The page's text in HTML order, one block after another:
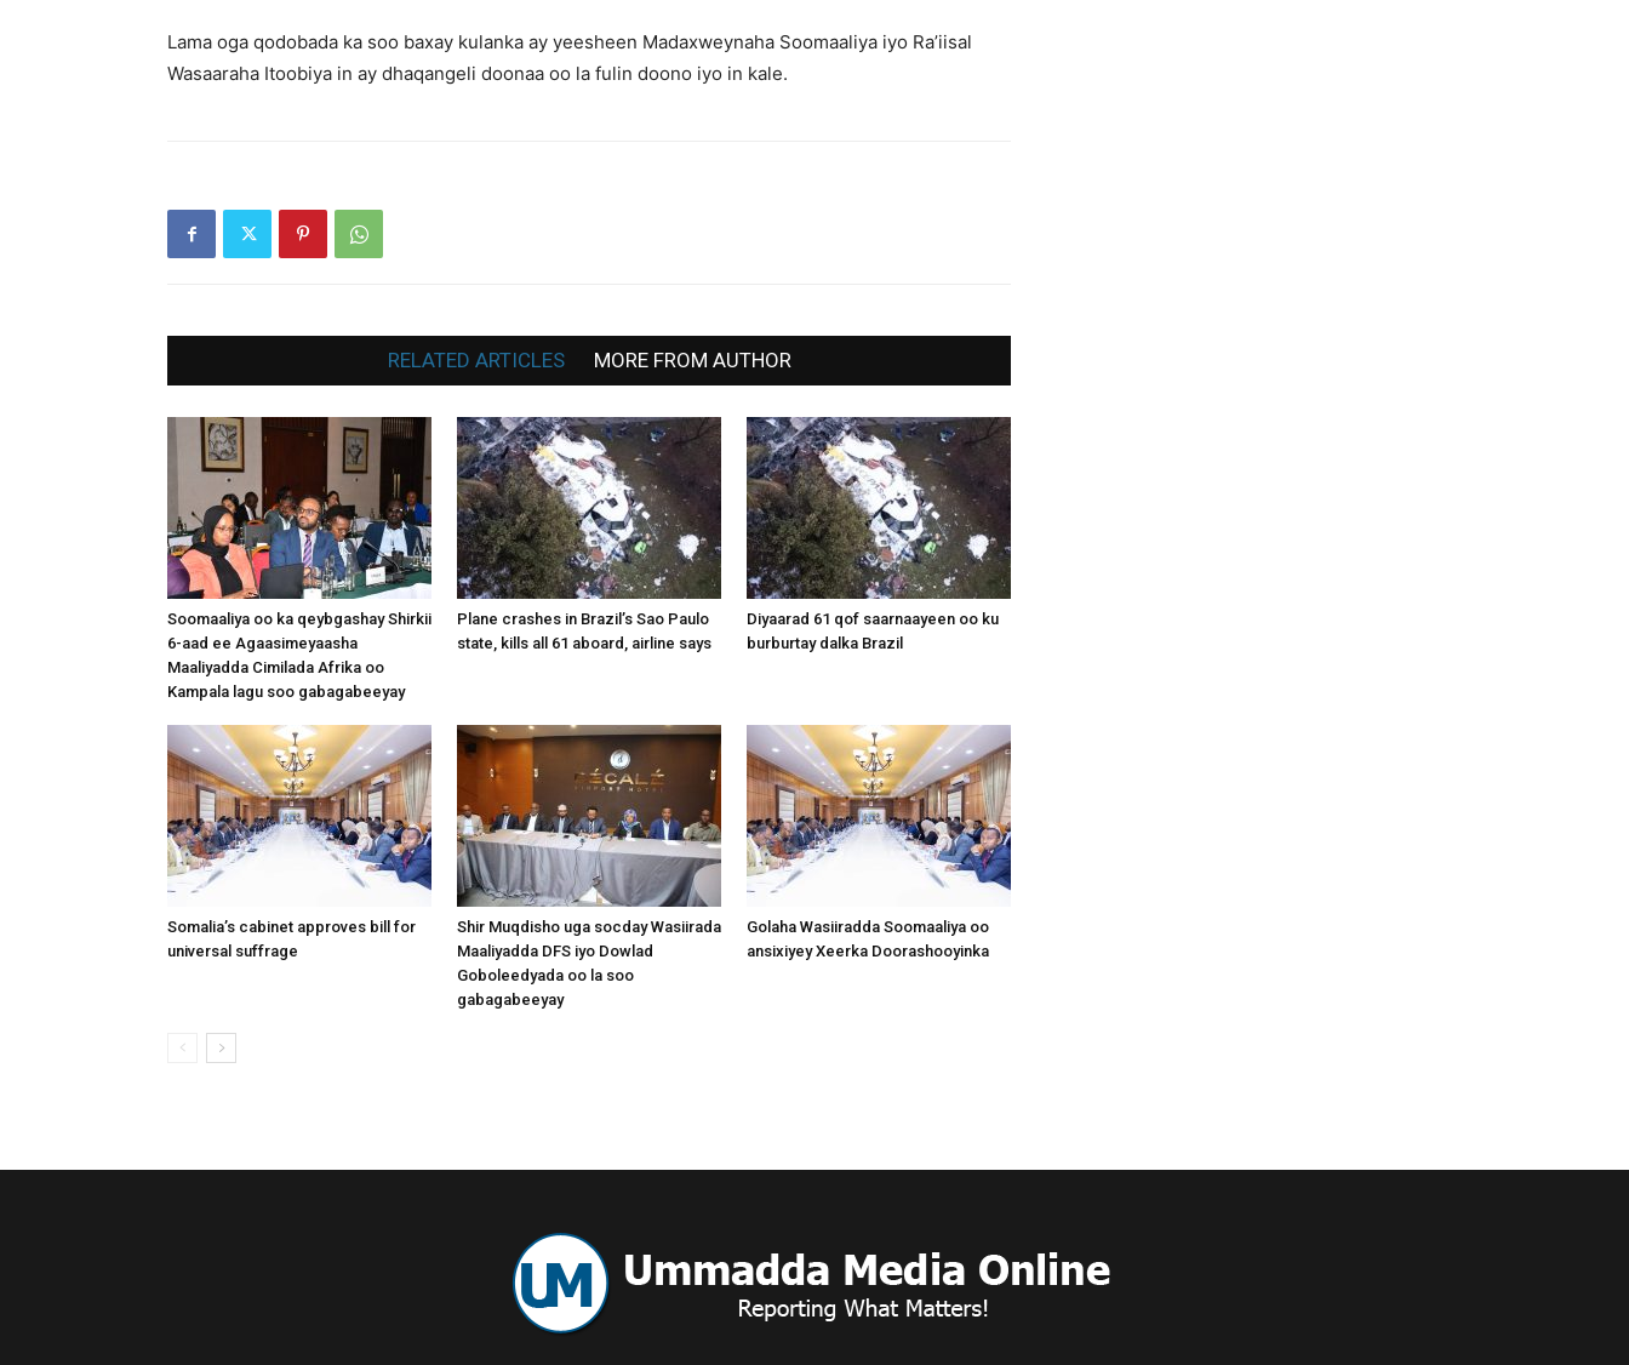
Lama oga qodobada ka soo baxay kulanka ay yeesheen Madaxweynaha Soomaaliya iyo Ra’iisal
Wasaaraha Itoobiya in ay dhaqangeli doonaa oo la fulin doono iyo in kale.
RELATED ARTICLES MORE FROM AUTHOR
Soomaaliya oo ka qeybgashay Shirkii
6-aad ee Agaasimeyaasha
Maaliyadda Cimilada Afrika oo
Kampala lagu soo gabagabeeyay
Plane crashes in Brazil’s Sao Paulo
state, kills all 61 aboard, airline says
Diyaarad 61 qof saarnaayeen oo ku
burburtay dalka Brazil
Somalia’s cabinet approves bill for
universal suffrage
Shir Muqdisho uga socday Wasiirada
Maaliyadda DFS iyo Dowlad
Goboleedyada oo la soo
gabagabeeyay
Golaha Wasiiradda Soomaaliya oo
ansixiyey Xeerka Doorashooyinka